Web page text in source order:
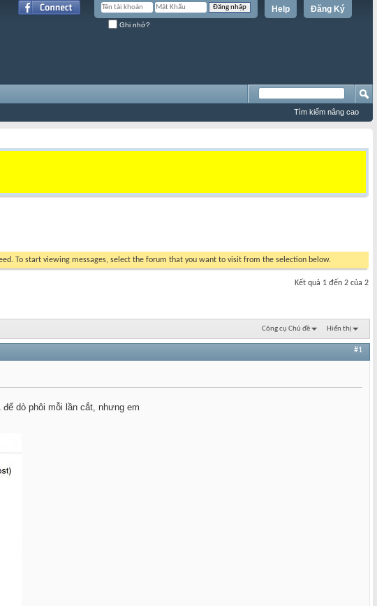
Đăng Ký
Help
Ghi nhớ?
Tìm kiếm nâng cao
To start viewing messages, select the forum that you want to visit from the selection below.
Kết quả 1 đến 2 của 2
Công cụ Chủ đề Hiển thị
#1
dò phôi mỗi lần cắt, nhưng em